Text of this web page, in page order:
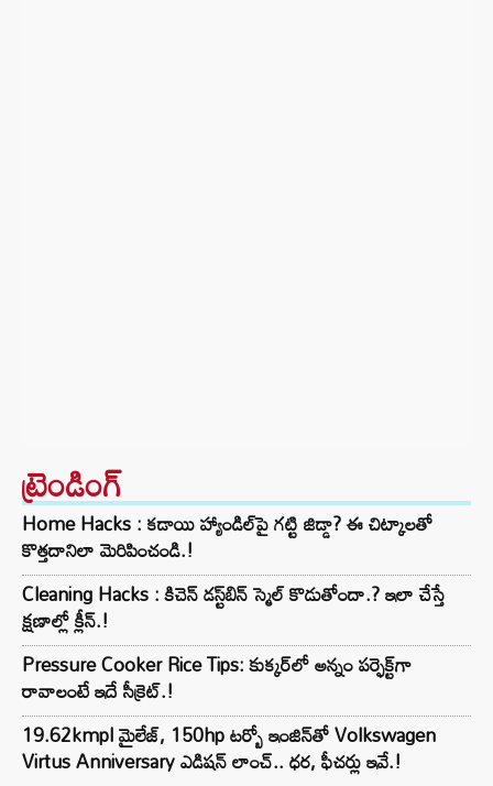
ట్రెండింగ్‌
Home Hacks : కడాయి హ్యాండిల్‌పై గట్టి జిడ్డా? ఈ చిట్కాలతో
కొత్తదానిలా మెరిపించండి.!
Cleaning Hacks : కిచెన్ డస్ట్‌బిన్ స్మెల్ కొడుతోందా.? ఇలా చేస్తే
క్షణాల్లో క్లీన్.!
Pressure Cooker Rice Tips: కుక్కర్‌లో అన్నం పర్ఫెక్ట్‌గా
రావాలంటే ఇదే సీక్రెట్.!
19.62kmpl మైలేజ్, 150hp టర్బో ఇంజిన్‌తో Volkswagen
Virtus Anniversary ఎడిషన్ లాంచ్.. ధర, ఫీచర్లు ఇవే.!